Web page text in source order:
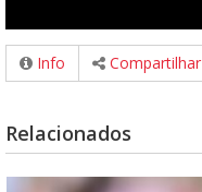
Info Compartilhar
Relacionados